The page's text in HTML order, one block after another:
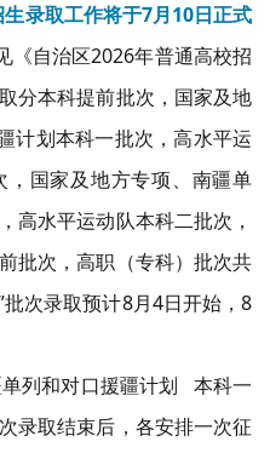
录取工作将于7月10日正式
《自治区2026年普通高校招
分本科提前批次，国家及地
计划本科一批次，高水平运
国家及地方专项、南疆单
高水平运动队本科二批次，
批次，高职（专科）批次共
次录取预计8月4日开始，8
列和对口援疆计划
本科一
录取结束后，各安排一次征